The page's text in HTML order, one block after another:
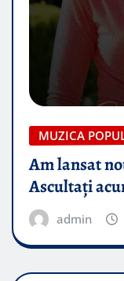
MUZICA
Am lansat
Ascultați
admin